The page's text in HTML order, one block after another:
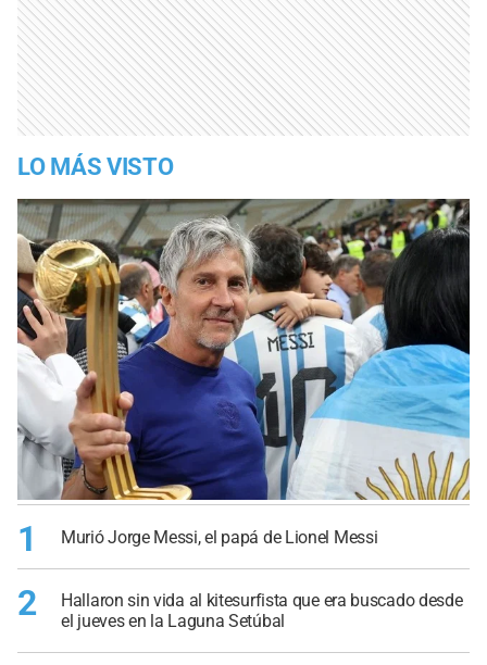
LO MÁS VISTO
1 Murió Jorge Messi, el papá de Lionel Messi
2
Hallaron sin vida al kitesurfista que era buscado desde
el jueves en la Laguna Setúbal